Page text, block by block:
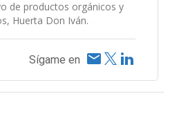
de productos orgánicos y
Huerta Don Iván.
Sígame en